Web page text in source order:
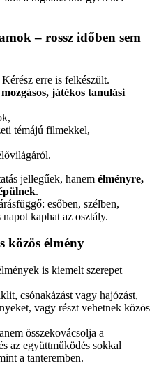
– rossz időben sem
erre is felkészült.
mozgásos, játékos tanulási
témájú filmekkel,
jellegűek, hanem élményre,
.
esőben, szélben,
kaphat az osztály.
közös élmény
is kiemelt szerepet
csónakázást vagy hajózást,
vagy részt vehetnek közös
összekovácsolja a
az együttműködés sokkal
a tanteremben.